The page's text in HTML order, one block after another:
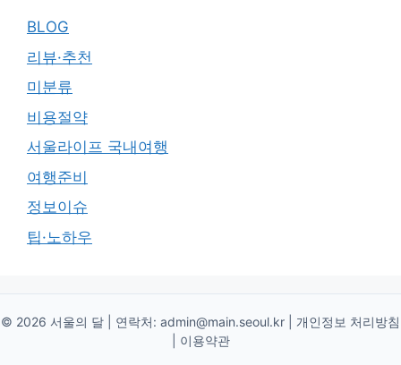
BLOG
리뷰·추천
미분류
비용절약
서울라이프 국내여행
여행준비
정보이슈
팁·노하우
© 2026 서울의 달 | 연락처: admin@main.seoul.kr
개인정보 처리방침
이용약관